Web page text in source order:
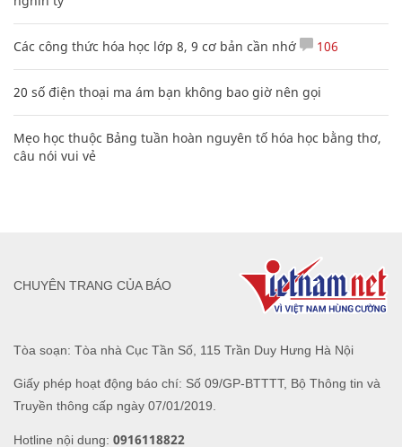
Các công thức hóa học lớp 8, 9 cơ bản cần nhớ 106
20 số điện thoại ma ám bạn không bao giờ nên gọi
Mẹo học thuộc Bảng tuần hoàn nguyên tố hóa học bằng thơ,
câu nói vui vẻ
Tòa soạn: Tòa nhà Cục Tần Số, 115 Trần Duy Hưng Hà Nội
Giấy phép hoạt động báo chí: Số 09/GP-BTTTT, Bộ Thông tin và
Truyền thông cấp ngày 07/01/2019.
Hotline nội dung: 0916118822
CHUYÊN TRANG CỦA BÁO